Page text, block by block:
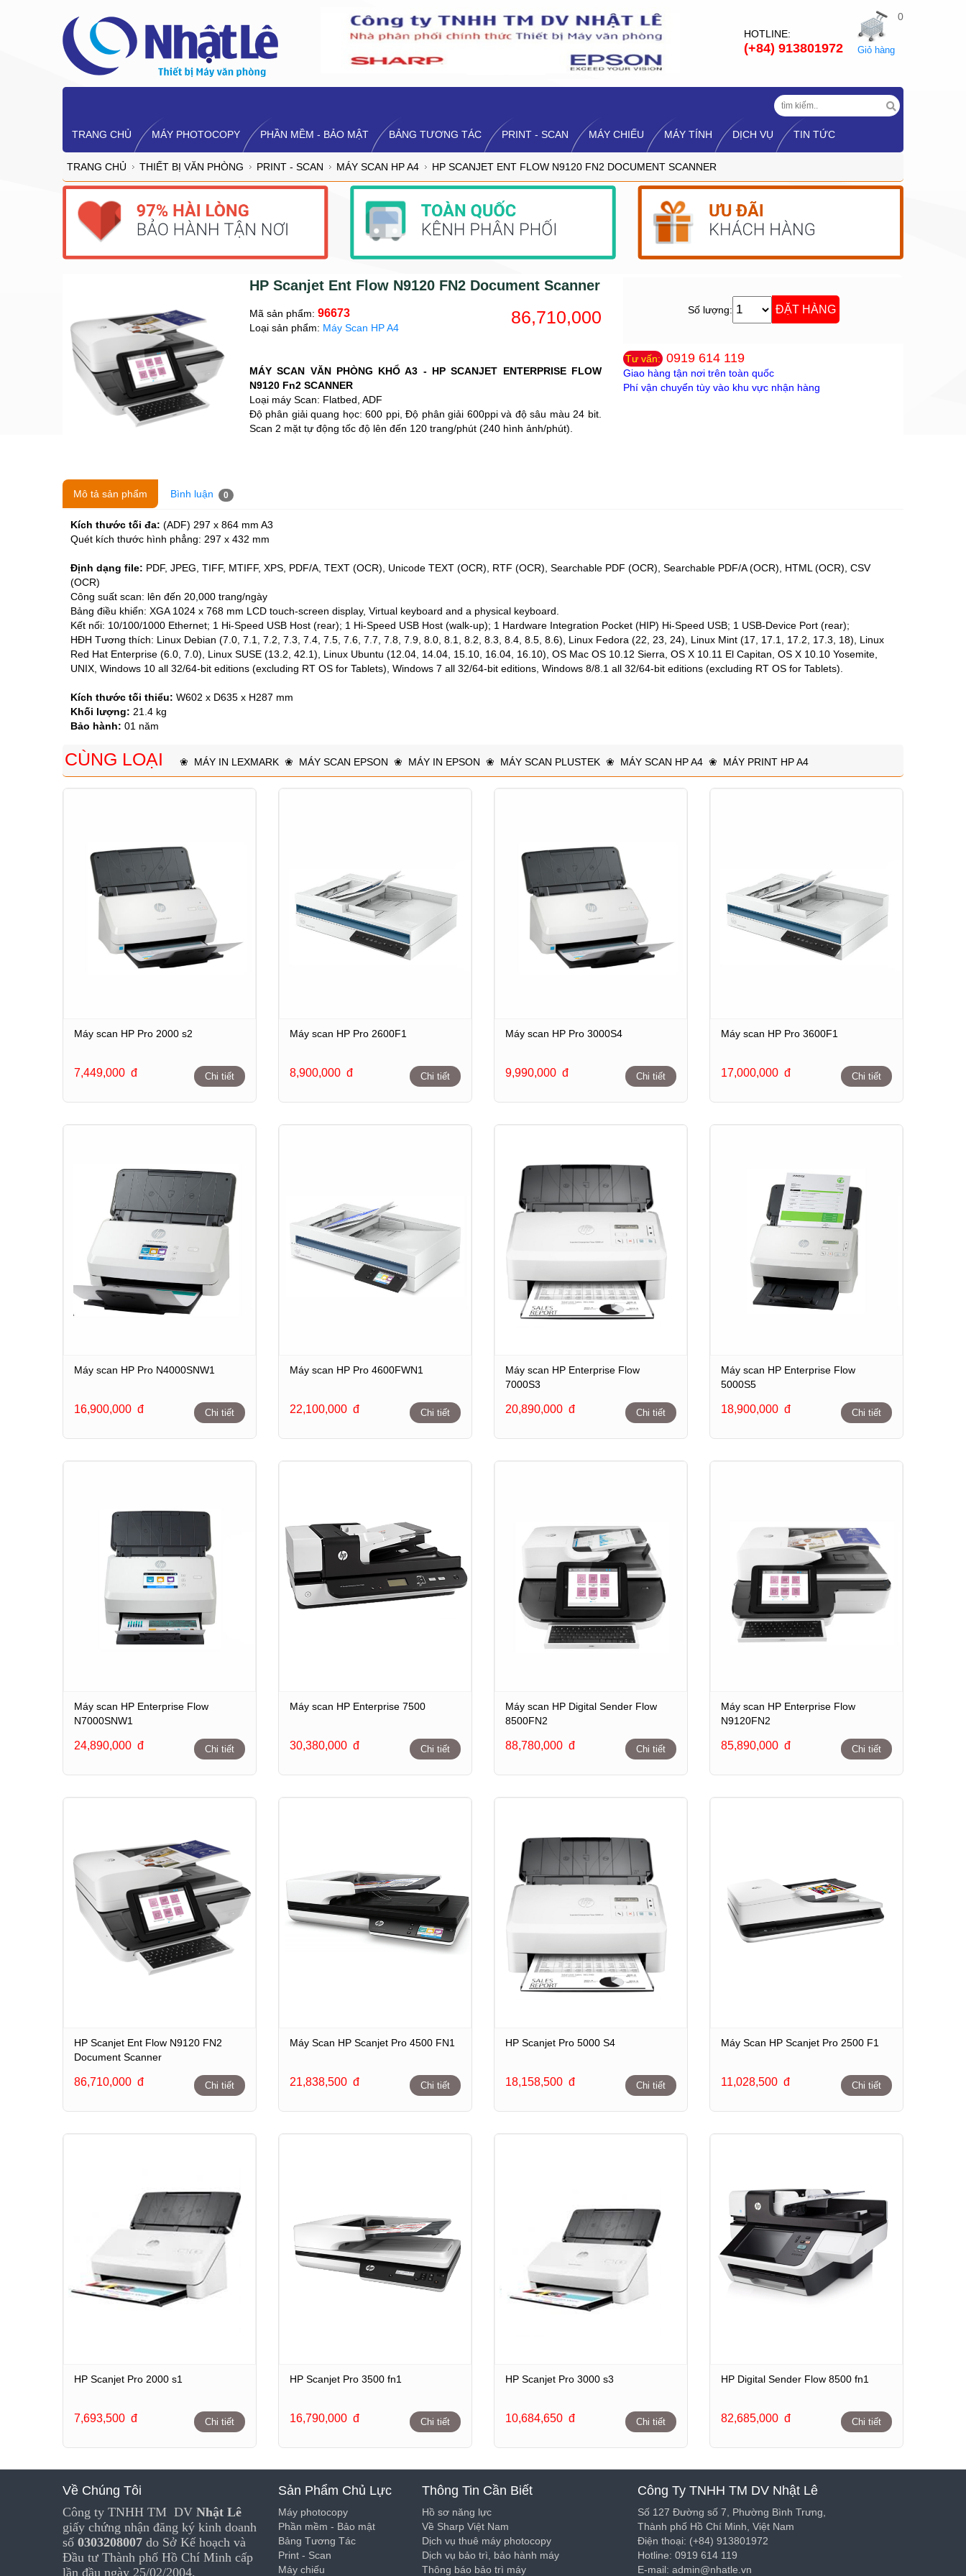
0
Giỏ hàng
HOTLINE:
(+84) 913801972
TRANG CHỦ MÁY PHOTOCOPY PHẦN MỀM - BẢO MẬT BẢNG TƯƠNG TÁC PRINT - SCAN MÁY CHIẾU MÁY TÍNH DỊCH VỤ TIN TỨC
TRANG CHỦ THIẾT BỊ VĂN PHÒNG PRINT - SCAN MÁY SCAN HP A4 HP SCANJET ENT FLOW N9120 FN2 DOCUMENT SCANNER
HP Scanjet Ent Flow N9120 FN2 Document Scanner
86,710,000
Mã sản phẩm: 96673
Loại sản phẩm: Máy Scan HP A4
MÁY SCAN VĂN PHÒNG KHỔ A3 - HP SCANJET ENTERPRISE FLOW
N9120 Fn2 SCANNER
Loại máy Scan: Flatbed, ADF
Độ phân giải quang học: 600 ppi, Độ phân giải 600ppi và độ sâu màu 24 bit.
Scan 2 mặt tự động tốc độ lên đến 120 trang/phút (240 hình ảnh/phút).
Số lượng:
Tư vấn: 0919 614 119
Giao hàng tận nơi trên toàn quốc
Phí vận chuyển tùy vào khu vực nhận hàng
Mô tả sản phẩm Bình luận 0
Kích thước tối đa: (ADF) 297 x 864 mm A3
Quét kích thước hình phẳng: 297 x 432 mm
Định dạng file: PDF, JPEG, TIFF, MTIFF, XPS, PDF/A, TEXT (OCR), Unicode TEXT (OCR), RTF (OCR), Searchable PDF (OCR), Searchable PDF/A (OCR), HTML (OCR), CSV
(OCR)
Công suất scan: lên đến 20,000 trang/ngày
Bảng điều khiển: XGA 1024 x 768 mm LCD touch-screen display, Virtual keyboard and a physical keyboard.
Kết nối: 10/100/1000 Ethernet; 1 Hi-Speed USB Host (rear); 1 Hi-Speed USB Host (walk-up); 1 Hardware Integration Pocket (HIP) Hi-Speed USB; 1 USB-Device Port (rear);
HĐH Tương thích: Linux Debian (7.0, 7.1, 7.2, 7.3, 7.4, 7.5, 7.6, 7.7, 7.8, 7.9, 8.0, 8.1, 8.2, 8.3, 8.4, 8.5, 8.6), Linux Fedora (22, 23, 24), Linux Mint (17, 17.1, 17.2, 17.3, 18), Linux
Red Hat Enterprise (6.0, 7.0), Linux SUSE (13.2, 42.1), Linux Ubuntu (12.04, 14.04, 15.10, 16.04, 16.10), OS Mac OS 10.12 Sierra, OS X 10.11 El Capitan, OS X 10.10 Yosemite,
UNIX, Windows 10 all 32/64-bit editions (excluding RT OS for Tablets), Windows 7 all 32/64-bit editions, Windows 8/8.1 all 32/64-bit editions (excluding RT OS for Tablets).
Kích thước tối thiểu: W602 x D635 x H287 mm
Khối lượng: 21.4 kg
Bảo hành: 01 năm
CÙNG LOẠI ❀ MÁY IN LEXMARK ❀ MÁY SCAN EPSON ❀ MÁY IN EPSON ❀ MÁY SCAN PLUSTEK ❀ MÁY SCAN HP A4 ❀ MÁY PRINT HP A4
Máy scan HP Pro 2000 s2
7,449,000 đ Chi tiết
Máy scan HP Pro 2600F1
8,900,000 đ Chi tiết
Máy scan HP Pro 3000S4
9,990,000 đ Chi tiết
Máy scan HP Pro 3600F1
17,000,000 đ Chi tiết
Máy scan HP Pro N4000SNW1
16,900,000 đ Chi tiết
Máy scan HP Pro 4600FWN1
22,100,000 đ Chi tiết
Máy scan HP Enterprise Flow
7000S3
20,890,000 đ Chi tiết
Máy scan HP Enterprise Flow
5000S5
18,900,000 đ Chi tiết
Máy scan HP Enterprise Flow
N7000SNW1
24,890,000 đ Chi tiết
Máy scan HP Enterprise 7500
30,380,000 đ Chi tiết
Máy scan HP Digital Sender Flow
8500FN2
88,780,000 đ Chi tiết
Máy scan HP Enterprise Flow
N9120FN2
85,890,000 đ Chi tiết
HP Scanjet Ent Flow N9120 FN2
Document Scanner
86,710,000 đ Chi tiết
Máy Scan HP Scanjet Pro 4500 FN1
21,838,500 đ Chi tiết
HP Scanjet Pro 5000 S4
18,158,500 đ Chi tiết
Máy Scan HP Scanjet Pro 2500 F1
11,028,500 đ Chi tiết
HP Scanjet Pro 2000 s1
7,693,500 đ Chi tiết
HP Scanjet Pro 3500 fn1
16,790,000 đ Chi tiết
HP Scanjet Pro 3000 s3
10,684,650 đ Chi tiết
HP Digital Sender Flow 8500 fn1
82,685,000 đ Chi tiết
Về Chúng Tôi
Công ty TNHH TM DV Nhật Lê
giấy chứng nhận đăng ký kinh doanh
số 0303208007 do Sở Kế hoạch và
Đầu tư Thành phố Hồ Chí Minh cấp
lần đầu ngày 25/02/2004.
Sản Phẩm Chủ Lực
Máy photocopy
Phần mềm - Bảo mật
Bảng Tương Tác
Print - Scan
Máy chiếu
Thông Tin Cần Biết
Hồ sơ năng lực
Về Sharp Việt Nam
Dịch vụ thuê máy photocopy
Dịch vụ bảo trì, bảo hành máy
Thông báo bảo trì máy
Công Ty TNHH TM DV Nhật Lê
Số 127 Đường số 7, Phường Bình Trưng,
Thành phố Hồ Chí Minh, Việt Nam
Điện thoại: (+84) 913801972
Hotline: 0919 614 119
E-mail: admin@nhatle.vn